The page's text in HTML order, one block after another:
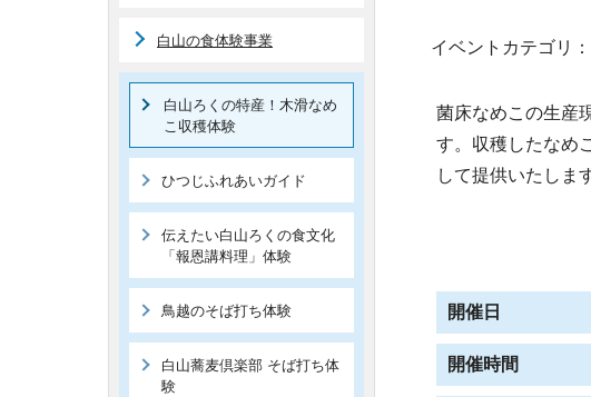
イベントカテゴリ：
菌床なめこの生産
す。収穫したなめ
して提供いたしま
開催日
開催時間
白山の食体験事業
白山ろくの特産！木滑なめ
こ収穫体験
ひつじふれあいガイド
伝えたい白山ろくの食文化
「報恩講料理」体験
鳥越のそば打ち体験
白山蕎麦倶楽部 そば打ち体
験